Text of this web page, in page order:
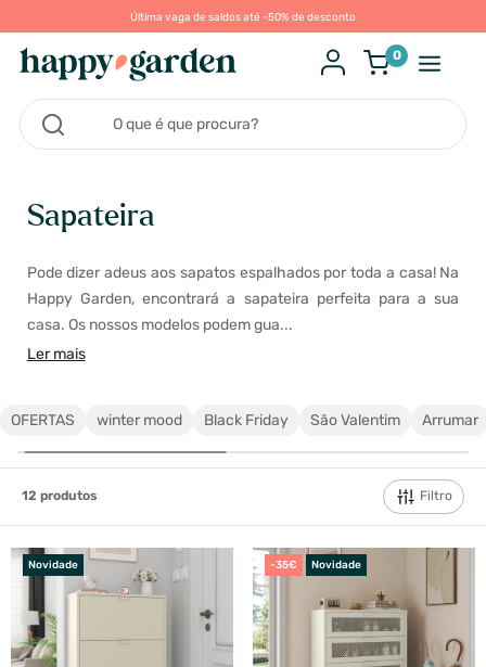
Última vaga de saldos até -50% de desconto
0
Sapateira
Pode dizer adeus aos sapatos espalhados por toda a casa! Na
Happy Garden, encontrará a sapateira perfeita para a sua
casa. Os nossos modelos podem gua...
Ler mais
OFERTAS winter mood Black Friday São Valentim Arrumar
12 produtos Filtro
Novidade -35€ Novidade